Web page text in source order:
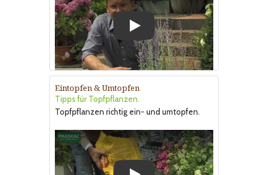
Eintopfen & Umtopfen
Tipps für Topfpflanzen.
Topfpflanzen richtig ein- und umtopfen.